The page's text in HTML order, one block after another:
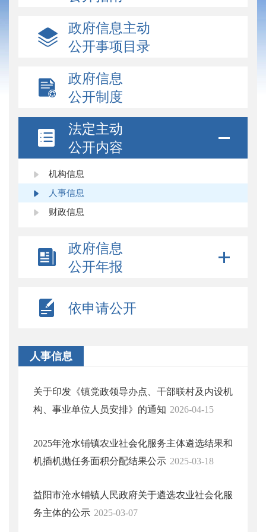
政府信息主动
公开事项目录
政府信息
公开制度
法定主动
公开内容
机构信息
人事信息
财政信息
政府信息
公开年报
依申请公开
人事信息
关于印发《镇党政领导办点、干部联村及内设机
构、事业单位人员安排》的通知 2026-04-15
2025年沧水铺镇农业社会化服务主体遴选结果和
机插机抛任务面积分配结果公示 2025-03-18
益阳市沧水铺镇人民政府关于遴选农业社会化服
务主体的公示 2025-03-07